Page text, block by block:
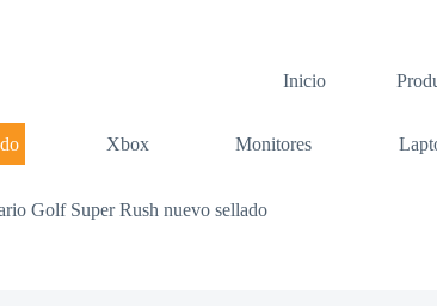
Inicio
Xbox Monitores
Golf Super Rush nuevo sellado